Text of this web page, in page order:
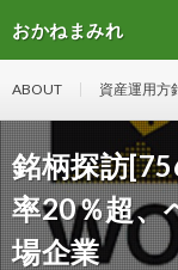
おかねまみれ
ABOUT 資産運用方
銘柄探訪
率20％超、
場企業